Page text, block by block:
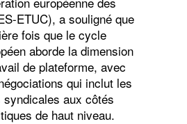
ETUC), a souligné que
fois que le cycle
aborde la dimension
de plateforme, avec
qui inclut les
aux côtés
de haut niveau.